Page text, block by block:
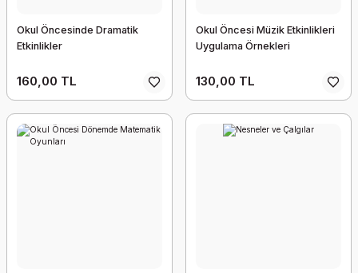
Okul Öncesinde Dramatik
Etkinlikler
160,00 TL
Okul Öncesi Müzik Etkinlikleri
Uygulama Örnekleri
130,00 TL